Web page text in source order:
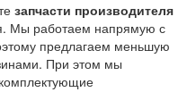
запчасти производителя
Мы работаем напрямую с
предлагаем меньшую
При этом мы